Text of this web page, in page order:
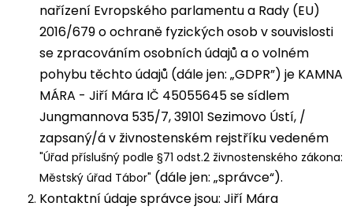
nařízení Evropského parlamentu a Rady (EU)
2016/679 o ochraně fyzických osob v souvislosti
se zpracováním osobních údajů a o volném
pohybu těchto údajů (dále jen: „GDPR”) je KAMNA
MÁRA - Jiří Mára IČ 45055645 se sídlem
Jungmannova 535/7, 39101 Sezimovo Ústí, /
zapsaný/á v živnostenském rejstříku vedeném
"Úřad příslušný podle §71 odst.2 živnostenského zákona:
Městský úřad Tábor" (dále jen: „správce“).
Kontaktní údaje správce jsou: Jiří Mára